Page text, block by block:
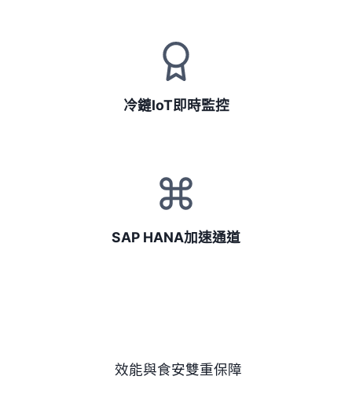
冷鏈IoT即時監控
SAP HANA加速通道
效能與食安雙重保障